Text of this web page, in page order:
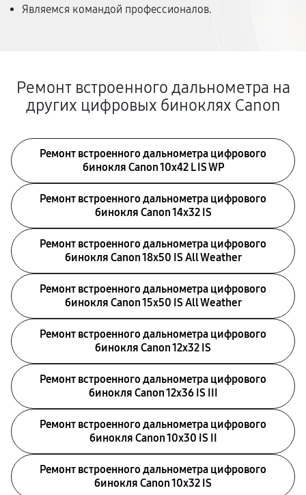
Являемся командой профессионалов.
Ремонт встроенного дальнометра на
других цифровых биноклях Canon
Ремонт встроенного дальнометра цифрового
бинокля Canon 10x42 L IS WP
Ремонт встроенного дальнометра цифрового
бинокля Canon 14x32 IS
Ремонт встроенного дальнометра цифрового
бинокля Canon 18x50 IS All Weather
Ремонт встроенного дальнометра цифрового
бинокля Canon 15x50 IS All Weather
Ремонт встроенного дальнометра цифрового
бинокля Canon 12x32 IS
Ремонт встроенного дальнометра цифрового
бинокля Canon 12x36 IS III
Ремонт встроенного дальнометра цифрового
бинокля Canon 10x30 IS II
Ремонт встроенного дальнометра цифрового
бинокля Canon 10x32 IS